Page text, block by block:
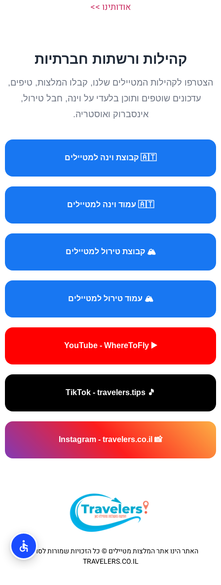
אודותינו >>
קהילות ורשתות חברתיות
הצטרפו לקהילות המטיילים שלנו, קבלו המלצות, טיפים,
עדכונים שוטפים ותוכן בלעדי על וינה, חבל טירול,
אינסברוק ואוסטריה.
🇦🇹 קבוצת וינה למטיילים
🇦🇹 עמוד וינה למטיילים
🏔️ קבוצת טירול למטיילים
🏔️ עמוד טירול למטיילים
▶️ YouTube - WhereToFly
🎵 TikTok - travelers.tips
📸 Instagram - travelers.co.il
האתר הינו אתר המלצות מטיילים © כל הזכויות שמורות לסוכנות
TRAVELERS.CO.IL